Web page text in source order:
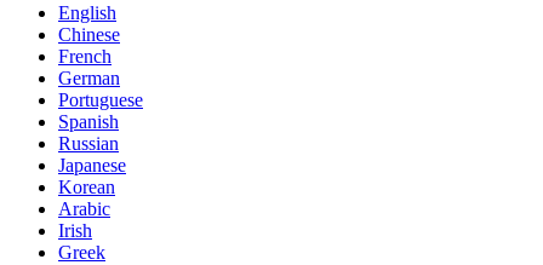
English
Chinese
French
German
Portuguese
Spanish
Russian
Japanese
Korean
Arabic
Irish
Greek